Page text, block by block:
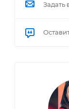
Задать